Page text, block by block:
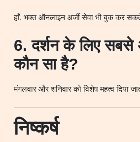
हाँ, भक्त ऑनलाइन अर्जी सेवा भी बुक कर
6. दर्शन के लिए सबसे
कौन सा है?
मंगलवार और शनिवार को विशेष महत्व दिया
निष्कर्ष